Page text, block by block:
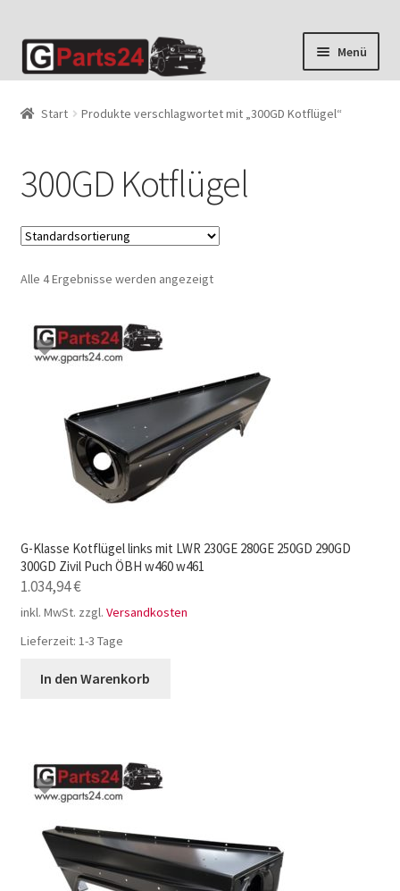
Zur
Navigation
Zum
Inhalt
Menü
Start Produkte verschlagwortet mit „300GD Kotflügel“
300GD Kotflügel
Alle 4 Ergebnisse werden angezeigt
G-Klasse Kotflügel links mit LWR 230GE 280GE 250GD 290GD
300GD Zivil Puch ÖBH w460 w461
1.034,94€
inkl. MwSt. zzgl. Versandkosten
Lieferzeit: 1-3 Tage
In den Warenkorb